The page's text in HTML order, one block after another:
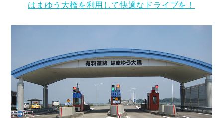
はまゆう大橋を利用して快適なドライブを！